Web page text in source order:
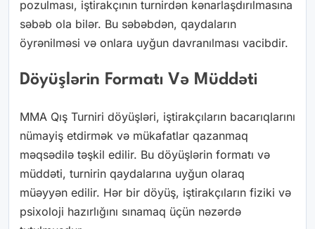
pozulması, iştirakçının turnirdən kənarlaşdırılmasına
səbəb ola bilər. Bu səbəbdən, qaydaların
öyrənilməsi və onlara uyğun davranılması vacibdir.
Döyüşlərin Formatı Və Müddəti
MMA Qış Turniri döyüşləri, iştirakçıların bacarıqlarını
nümayiş etdirmək və mükafatlar qazanmaq
məqsədilə təşkil edilir. Bu döyüşlərin formatı və
müddəti, turnirin qaydalarına uyğun olaraq
müəyyən edilir. Hər bir döyüş, iştirakçıların fiziki və
psixoloji hazırlığını sınamaq üçün nəzərdə